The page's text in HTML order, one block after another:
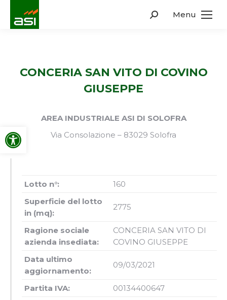
Apri la barra degli strumenti
Menu
Search:
CONCERIA SAN VITO DI COVINO
GIUSEPPE
AREA INDUSTRIALE ASI DI SOLOFRA
Via Consolazione – 83029 Solofra
Lotto n°:
160
Superficie del lotto
in (mq):
2775
Ragione sociale
azienda insediata:
CONCERIA SAN VITO DI
COVINO GIUSEPPE
Data ultimo
aggiornamento:
09/03/2021
Partita IVA:
00134400647